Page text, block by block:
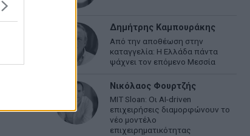
Δημήτρης Καμπουράκης
Από την αποθέωση στην
καταγγελία: Η Ελλάδα πάντα
ψάχνει τον επόμενο Μεσσία
Νικόλαος Φουρτζής
MIT Sloan: Οι AI-driven
επιχειρήσεις διαμορφώνουν το
νέο μοντέλο
επιχειρηματικότητας